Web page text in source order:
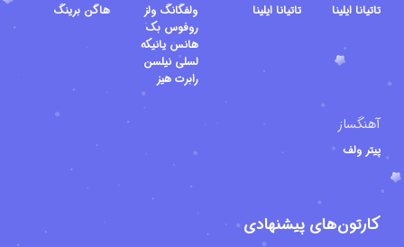
تاتیانا ایلینا تاتیانا ایلینا
ولفگانگ ولز
روفوس بک
هانس یانیکه
لسلی نیلسن
رابرت هیز
هاگن برینگ
آهنگساز
پیتر ولف
کارتون‌های پیشنهادی